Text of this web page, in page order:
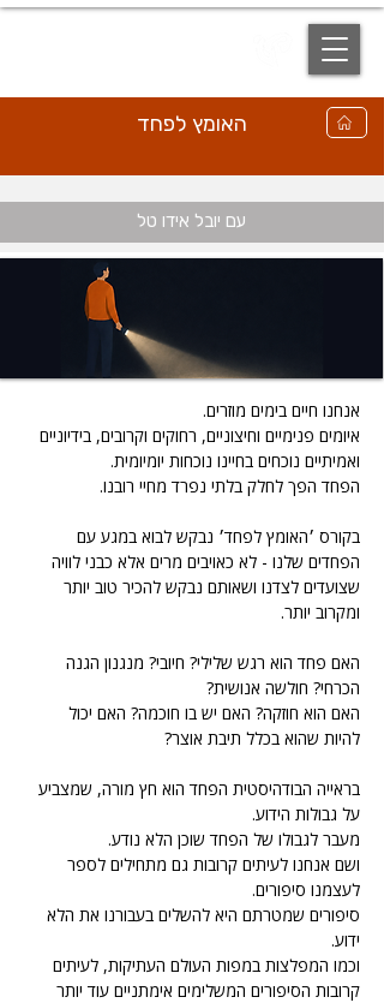
האומץ לפחד
עם יובל אידו טל
אנחנו חיים בימים מוזרים.
איומים פנימיים וחיצוניים, רחוקים וקרובים, בידיוניים
ואמיתיים נוכחים בחיינו נוכחות יומיומית.
הפחד הפך לחלק בלתי נפרד מחיי רובנו.
בקורס ׳האומץ לפחד׳ נבקש לבוא במגע עם
הפחדים שלנו - לא כאויבים מרים אלא כבני לוויה
שצועדים לצדנו ושאותם נבקש להכיר טוב יותר
ומקרוב יותר.
האם פחד הוא רגש שלילי? חיובי? מנגנון הגנה
הכרחי? חולשה אנושית?
האם הוא חוזקה? האם יש בו חוכמה? האם יכול
להיות שהוא בכלל תיבת אוצר?
בראייה הבודהיסטית הפחד הוא חץ מורה, שמצביע
על גבולות הידוע.
מעבר לגבולו של הפחד שוכן הלא נודע.
ושם אנחנו לעיתים קרובות גם מתחילים לספר
לעצמנו סיפורים.
סיפורים שמטרתם היא להשלים בעבורנו את הלא
ידוע.
וכמו המפלצות במפות העולם העתיקות, לעיתים
קרובות הסיפורים המשלימים אימתניים עוד יותר